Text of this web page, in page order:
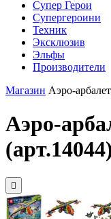
Супер Герои
Супергероини
Техник
Эксклюзив
Эльфы
Производители
Магазин Аэро-
Аэро-